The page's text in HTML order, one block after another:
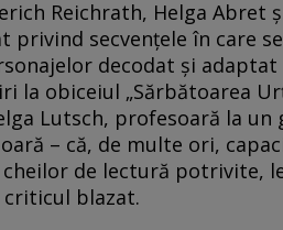
Reichrath, Helga Abret
secvenţele în care
decodat şi
la obiceiul „Sărbătoarea
Lutsch, profesoară la un
– că, de multe ori,
de lectură potrivite,
blazat.